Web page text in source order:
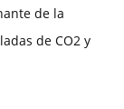
de la
de CO2 y